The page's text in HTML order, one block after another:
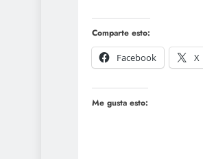
Comparte esto:
Facebook
X
Me gusta esto: